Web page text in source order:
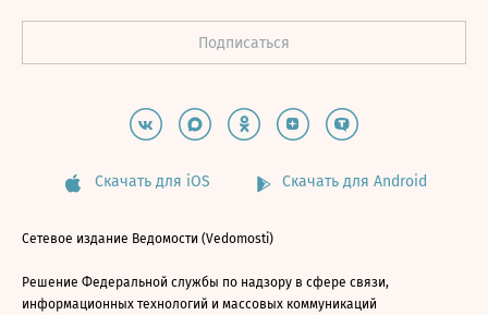
Скачать для iOS Скачать для Android
Сетевое издание Ведомости (Vedomosti)
Решение Федеральной службы по надзору в сфере связи,
информационных технологий и массовых коммуникаций